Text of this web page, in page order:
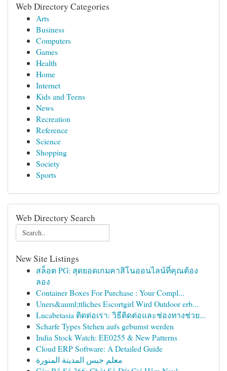
Web Directory Categories
Arts
Business
Computers
Games
Health
Home
Internet
Kids and Teens
News
Recreation
Reference
Science
Shopping
Society
Sports
Web Directory Search
New Site Listings
สล็อต PG: สุดยอดเกมคาสิโนออนไลน์ที่คุณต้อง
ลอง
Container Boxes For Purchase : Your Compl...
Uners&auml;ttliches Escortgirl Wird Outdoor erb...
Lucabetasia ติดต่อเรา: วิธีติดต่อและช่องทางช่วย...
Scharfe Types Stehen aufs gebumst werden
India Stock Watch: EE0255 & New Patterns
Cloud ERP Software: A Detailed Guide
معلم جبس المدينة المنورة